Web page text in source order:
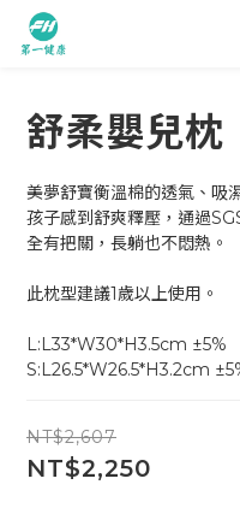
舒柔嬰兒枕
美夢舒寶衡溫棉的透氣、吸
孩子感到舒爽釋壓，通過
全有把關，長躺也不悶熱。
此枕型建議1歲以上使用。
L:L33*W30*H3.5cm ±5%
S:L26.5*W26.5*H3.2cm
NT$2,607
NT$2,250